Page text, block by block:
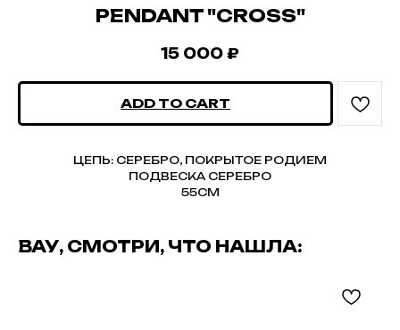
PENDANT "CROSS"
15 000 ₽
ADD TO CART
ЦЕПЬ: СЕРЕБРО, ПОКРЫТОЕ РОДИЕМ
ПОДВЕСКА СЕРЕБРО
55СМ
ВАУ, СМОТРИ, ЧТО НАШЛА: